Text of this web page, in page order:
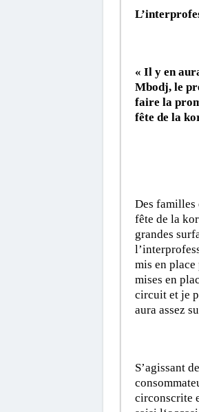
« Il y en
Mbodj, le
faire la
fête de la
Des familles
fête de la
grandes
mis en
mises en
circuit et je
aura assez
S’agissant
circonscrite